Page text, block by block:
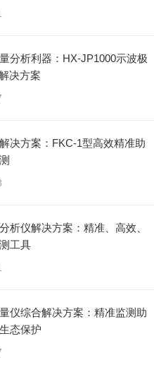
分析利器：HX-JP1000示波极
决方案
决方案：FKC-1型高效精准助
析仪解决方案：精准、高效、
工具
仪综合解决方案：精准监测助
态保护